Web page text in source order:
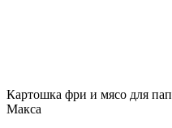
Картошка фри и мясо для
Макса